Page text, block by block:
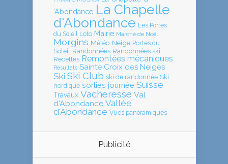
'Abondance La Chapelle
d'Abondance Les Portes
du Soleil
Loto Mairie Marché de Noël
Morgins Météo Neige Portes du
Soleil Randonnées Randonnées ski
Recettes Remontées mécaniques
Résultats Sainte Croix des Neiges
Ski Ski Club ski de randonnée Ski
nordique sorties journée Suisse
Travaux Vacheresse Val
d'Abondance Vallée
d'Abondance Vues panoramiques
Publicité